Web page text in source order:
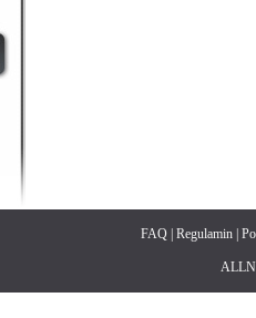
FAQ| Regulamin|